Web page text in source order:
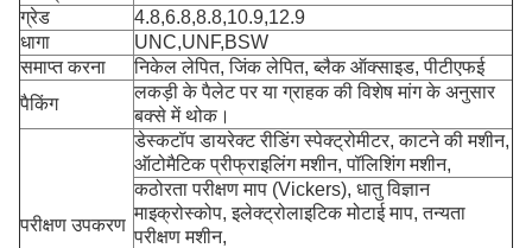
ग्रेड
4.8,6.8,8.8,10.9,12.9
धागा
UNC,UNF,BSW
समाप्त करना
निकेल लेपित, जिंक लेपित, ब्लैक ऑक्साइड, पीटीएफई
पैकिंग
लकड़ी के पैलेट पर या ग्राहक की विशेष मांग के अनुसार
बक्से में थोक।
परीक्षण उपकरण
डेस्कटॉप डायरेक्ट रीडिंग स्पेक्ट्रोमीटर, काटने की मशीन,
ऑटोमैटिक प्रीफ्राइलिंग मशीन, पॉलिशिंग मशीन,
कठोरता परीक्षण माप (Vickers), धातु विज्ञान
माइक्रोस्कोप, इलेक्ट्रोलाइटिक मोटाई माप, तन्यता
परीक्षण मशीन,